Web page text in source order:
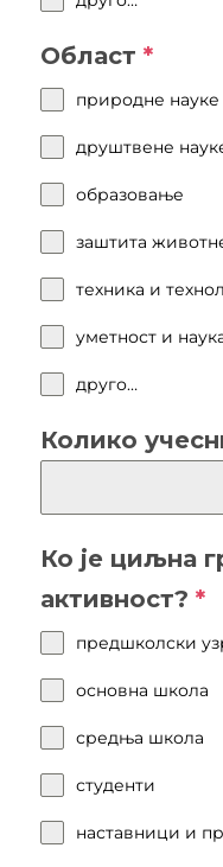
Област *
природне науке
друштвене
образовање
заштита
техника и
уметност и
друго…
Колико
Ко је циљна
активност? *
предшколски
основна школа
средња школа
студенти
наставници и